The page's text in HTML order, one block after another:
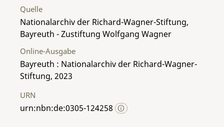
Quelle
Nationalarchiv der Richard-Wagner-Stiftung,
Bayreuth - Zustiftung Wolfgang Wagner
Online-Ausgabe
Bayreuth : Nationalarchiv der Richard-Wagner-
Stiftung, 2023
URN
urn:nbn:de:0305-124258